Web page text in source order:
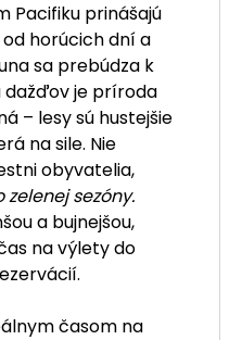
Pacifiku prinášajú
horúcich dní a
sa prebúdza k
dažďov je príroda
– lesy sú hustejšie
na sile. Nie
obyvatelia,
sezóny.
a bujnejšou,
na výlety do
časom na